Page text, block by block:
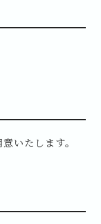
いたします。